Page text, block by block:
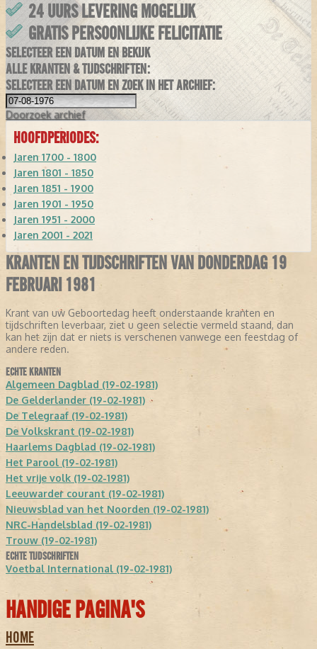
24 UURS LEVERING MOGELIJK
GRATIS PERSOONLIJKE FELICITATIE
SELECTEER EEN DATUM EN BEKIJK
ALLE KRANTEN & TIJDSCHRIFTEN:
SELECTEER EEN DATUM EN ZOEK IN HET ARCHIEF:
Doorzoek archief
HOOFDPERIODES:
Jaren 1700 - 1800
Jaren 1801 - 1850
Jaren 1851 - 1900
Jaren 1901 - 1950
Jaren 1951 - 2000
Jaren 2001 - 2021
KRANTEN EN TIJDSCHRIFTEN VAN DONDERDAG 19
FEBRUARI 1981
Krant van uw Geboortedag heeft onderstaande kranten en
tijdschriften leverbaar, ziet u geen selectie vermeld staand, dan
kan het zijn dat er niets is verschenen vanwege een feestdag of
andere reden.
ECHTE KRANTEN
Algemeen Dagblad (19-02-1981)
De Gelderlander (19-02-1981)
De Telegraaf (19-02-1981)
De Volkskrant (19-02-1981)
Haarlems Dagblad (19-02-1981)
Het Parool (19-02-1981)
Het vrije volk (19-02-1981)
Leeuwarder courant (19-02-1981)
Nieuwsblad van het Noorden (19-02-1981)
NRC-Handelsblad (19-02-1981)
Trouw (19-02-1981)
ECHTE TIJDSCHRIFTEN
Voetbal International (19-02-1981)
HANDIGE PAGINA'S
HOME